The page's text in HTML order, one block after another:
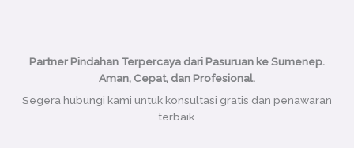
Partner Pindahan Terpercaya dari Pasuruan ke Sumenep.
Aman, Cepat, dan Profesional.
Segera hubungi kami untuk konsultasi gratis dan penawaran
terbaik.